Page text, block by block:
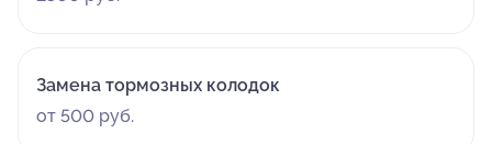
Замена тормозных колодок
от 500 руб.